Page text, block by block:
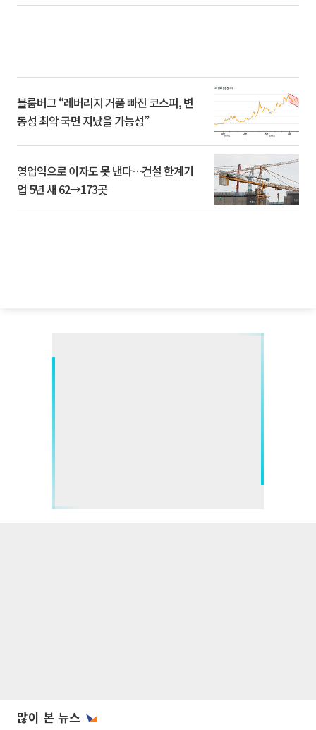
블룸버그 “레버리지 거품 빠진 코스피, 변
동성 최악 국면 지났을 가능성”
영업익으로 이자도 못 낸다…건설 한계기
업 5년 새 62→173곳
많이 본 뉴스